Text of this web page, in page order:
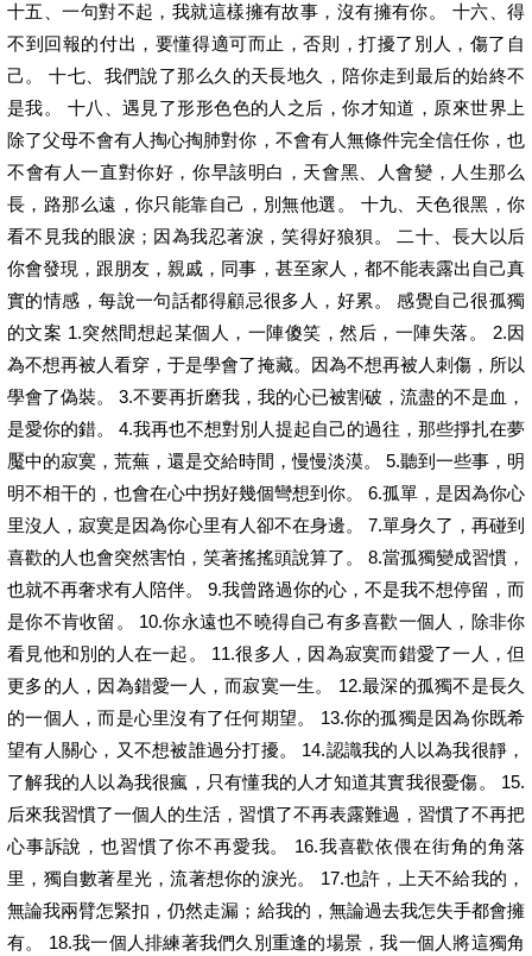
十五、一句對不起，我就這樣擁有故事，沒有擁有你。 十六、得
不到回報的付出，要懂得適可而止，否則，打擾了別人，傷了自
己。 十七、我們說了那么久的天長地久，陪你走到最后的始終不
是我。 十八、遇見了形形色色的人之后，你才知道，原來世界上
除了父母不會有人掏心掏肺對你，不會有人無條件完全信任你，也
不會有人一直對你好，你早該明白，天會黑、人會變，人生那么
長，路那么遠，你只能靠自己，別無他選。 十九、天色很黑，你
看不見我的眼淚；因為我忍著淚，笑得好狼狽。 二十、長大以后
你會發現，跟朋友，親戚，同事，甚至家人，都不能表露出自己真
實的情感，每說一句話都得顧忌很多人，好累。 感覺自己很孤獨
的文案 1.突然間想起某個人，一陣傻笑，然后，一陣失落。 2.因
為不想再被人看穿，于是學會了掩藏。因為不想再被人刺傷，所以
學會了偽裝。 3.不要再折磨我，我的心已被割破，流盡的不是血，
是愛你的錯。 4.我再也不想對別人提起自己的過往，那些掙扎在夢
魘中的寂寞，荒蕪，還是交給時間，慢慢淡漠。 5.聽到一些事，明
明不相干的，也會在心中拐好幾個彎想到你。 6.孤單，是因為你心
里沒人，寂寞是因為你心里有人卻不在身邊。 7.單身久了，再碰到
喜歡的人也會突然害怕，笑著搖搖頭說算了。 8.當孤獨變成習慣，
也就不再奢求有人陪伴。 9.我曾路過你的心，不是我不想停留，而
是你不肯收留。 10.你永遠也不曉得自己有多喜歡一個人，除非你
看見他和別的人在一起。 11.很多人，因為寂寞而錯愛了一人，但
更多的人，因為錯愛一人，而寂寞一生。 12.最深的孤獨不是長久
的一個人，而是心里沒有了任何期望。 13.你的孤獨是因為你既希
望有人關心，又不想被誰過分打擾。 14.認識我的人以為我很靜，
了解我的人以為我很瘋，只有懂我的人才知道其實我很憂傷。 15.
后來我習慣了一個人的生活，習慣了不再表露難過，習慣了不再把
心事訴說，也習慣了你不再愛我。 16.我喜歡依偎在街角的角落
里，獨自數著星光，流著想你的淚光。 17.也許，上天不給我的，
無論我兩臂怎緊扣，仍然走漏；給我的，無論過去我怎失手都會擁
有。 18.我一個人排練著我們久別重逢的場景，我一個人將這獨角